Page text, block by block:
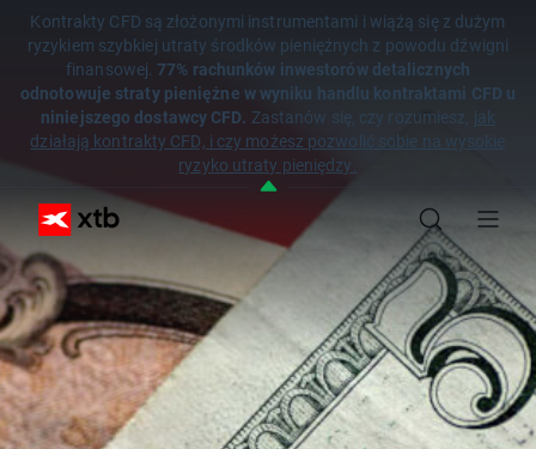
Kontrakty CFD są złożonymi instrumentami i wiążą się z dużym
ryzykiem szybkiej utraty środków pieniężnych z powodu dźwigni
finansowej.77% rachunków inwestorów detalicznych
odnotowuje straty pieniężne w wyniku handlu kontraktami CFD u
niniejszego dostawcy CFD. Zastanów się, czy rozumiesz, jak
działają kontrakty CFD, i czy możesz pozwolić sobie na wysokie
ryzyko utraty pieniędzy.